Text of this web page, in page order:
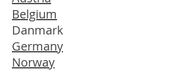
Belgium
Danmark
Germany
Norway